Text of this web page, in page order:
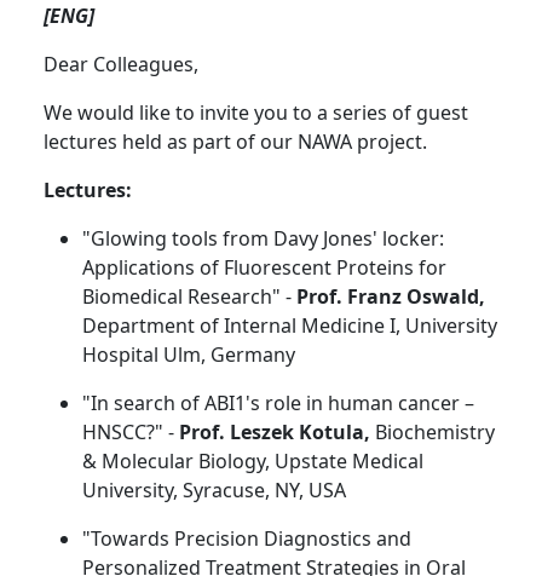
[ENG]
Dear Colleagues,
We would like to invite you to a series of guest
lectures held as part of our NAWA project.
Lectures:
"Glowing tools from Davy Jones' locker:
Applications of Fluorescent Proteins for
Biomedical Research" - Prof. Franz Oswald,
Department of Internal Medicine I, University
Hospital Ulm, Germany
"In search of ABI1's role in human cancer –
HNSCC?" - Prof. Leszek Kotula, Biochemistry
& Molecular Biology, Upstate Medical
University, Syracuse, NY, USA
"Towards Precision Diagnostics and
Personalized Treatment Strategies in Oral